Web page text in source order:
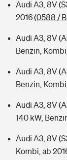
Audi A3, 8V
2016(0588 /
Audi A3, 8V
Benzin,
Audi A3, 8V
Benzin,
Audi A3, 8V
140 kW,
Audi A3, 8V
Kombi, ab